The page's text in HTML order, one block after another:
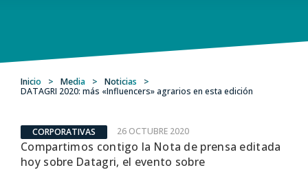
Inicio > Media > Noticias
>
DATAGRI 2020: más «Influencers» agrarios en esta edición
CORPORATIVAS 26 OCTUBRE 2020
Compartimos contigo la Nota de prensa editada
hoy sobre Datagri, el evento sobre